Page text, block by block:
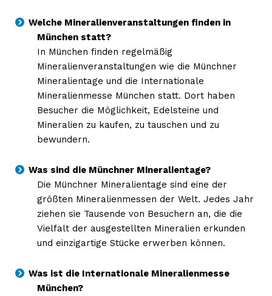
Welche Mineralienveranstaltungen finden in
München statt?
In München finden regelmäßig
Mineralienveranstaltungen wie die Münchner
Mineralientage und die Internationale
Mineralienmesse München statt. Dort haben
Besucher die Möglichkeit, Edelsteine und
Mineralien zu kaufen, zu tauschen und zu
bewundern.
Was sind die Münchner Mineralientage?
Die Münchner Mineralientage sind eine der
größten Mineralienmessen der Welt. Jedes Jahr
ziehen sie Tausende von Besuchern an, die die
Vielfalt der ausgestellten Mineralien erkunden
und einzigartige Stücke erwerben können.
Was ist die Internationale Mineralienmesse
München?